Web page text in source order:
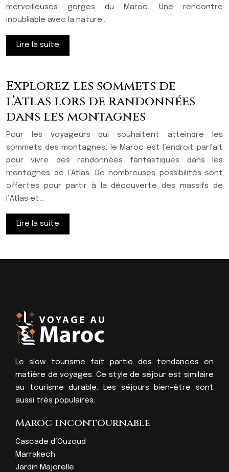
merveilleuses gorges du Maroc. Une rencontre
inoubliable avec la nature…
Lire la suite
Explorez les sommets de
l’Atlas lors de randonnées
dans les montagnes
Pour les voyageurs qui souhaitent atteindre les
sommets des montagnes, le Maroc est l’endroit parfait
pour vivre des randonnées fantastiques dans les
montagnes de l’Atlas. De nombreuses possibilités sont
offertes pour partir à la découverte des massifs de
l’Atlas et…
Lire la suite
Le slow tourisme fait partie des tendances en
matière de voyages. Ce style de séjour est similaire
au tourisme durable. Les séjours bien-être sont
aussi très populaires.
Maroc incontournable
Cascade d’Ouzoud
Marrakech
Jardin Majorelle